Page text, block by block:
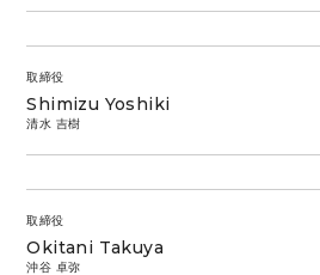
取締役
Shimizu Yoshiki
清水 吉樹
取締役
Okitani Takuya
沖谷 卓弥